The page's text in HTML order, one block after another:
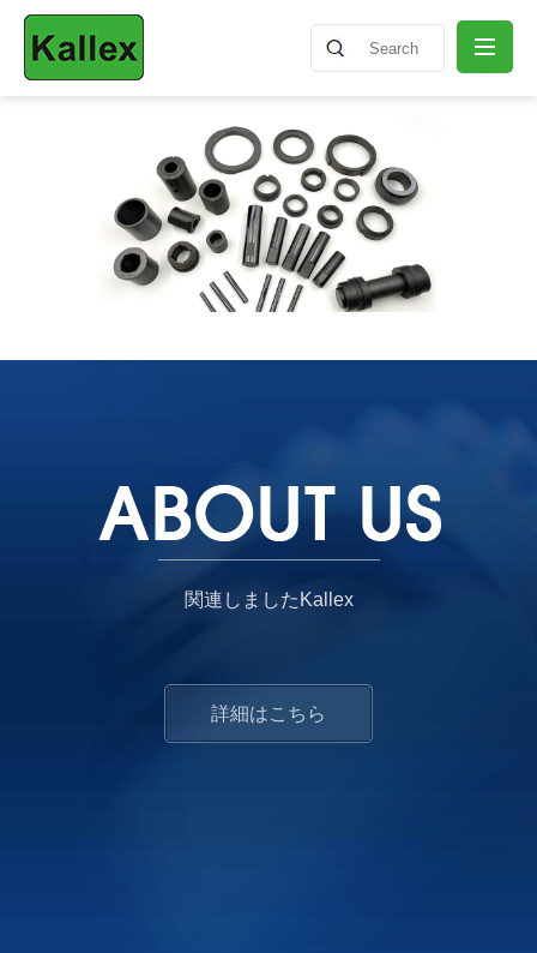
会社概要
ニュースリリース
製品情報
ENGLISH 日本語
簡中 繁體
関連しましたKallex
詳細はこちら